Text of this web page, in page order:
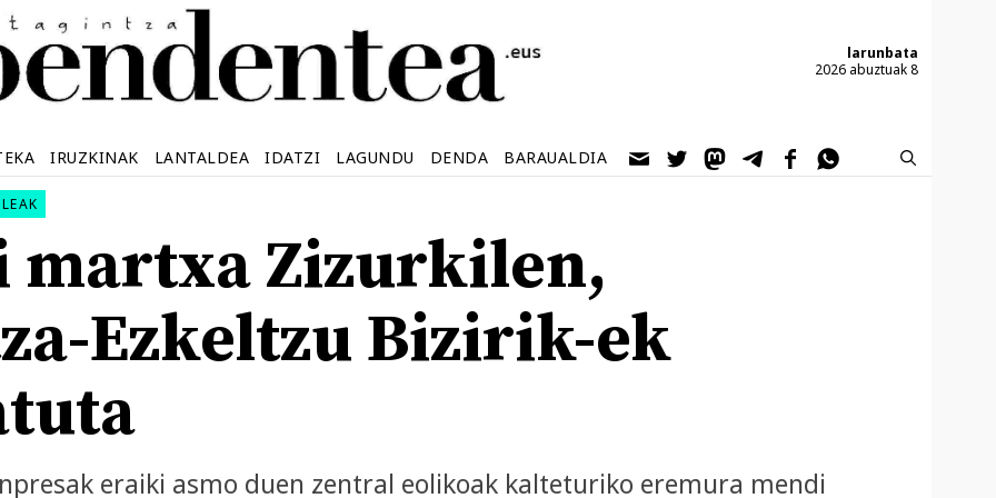
larunbata
2026 abuztuak 8
IRUZKINAK LANTALDEA IDATZI LAGUNDU DENDA BARAUALDIA
martxa Zizurkilen,
Ezkeltzu Bizirik-ek
eraiki asmo duen zentral eolikoak kalteturiko eremura mendi